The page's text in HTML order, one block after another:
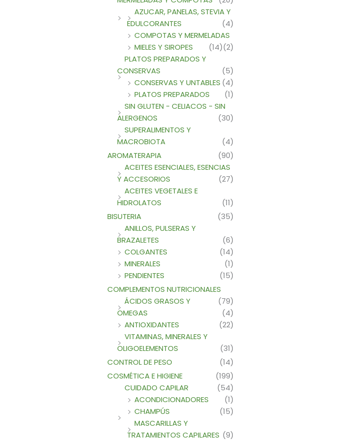
AZUCAR, PANELAS, STEVIA Y
EDULCORANTES
(4)
COMPOTAS Y MERMELADAS
(2)
MIELES Y SIROPES
(14)
PLATOS PREPARADOS Y
CONSERVAS
(5)
CONSERVAS Y UNTABLES (4)
PLATOS PREPARADOS
(1)
SIN GLUTEN - CELIACOS - SIN
ALERGENOS
(30)
SUPERALIMENTOS Y
MACROBIOTA
(4)
AROMATERAPIA
(90)
ACEITES ESENCIALES, ESENCIAS
Y ACCESORIOS
(27)
ACEITES VEGETALES E
HIDROLATOS
(11)
BISUTERIA
(35)
ANILLOS, PULSERAS Y
BRAZALETES
(6)
COLGANTES
(14)
MINERALES
(1)
PENDIENTES
(15)
COMPLEMENTOS NUTRICIONALES
(79)
ÁCIDOS GRASOS Y
OMEGAS
(4)
ANTIOXIDANTES
(22)
VITAMINAS, MINERALES Y
OLIGOELEMENTOS
(31)
CONTROL DE PESO
(14)
COSMÉTICA E HIGIENE
(199)
CUIDADO CAPILAR
(54)
ACONDICIONADORES
(1)
CHAMPÚS
(15)
MASCARILLAS Y
TRATAMIENTOS CAPILARES (9)